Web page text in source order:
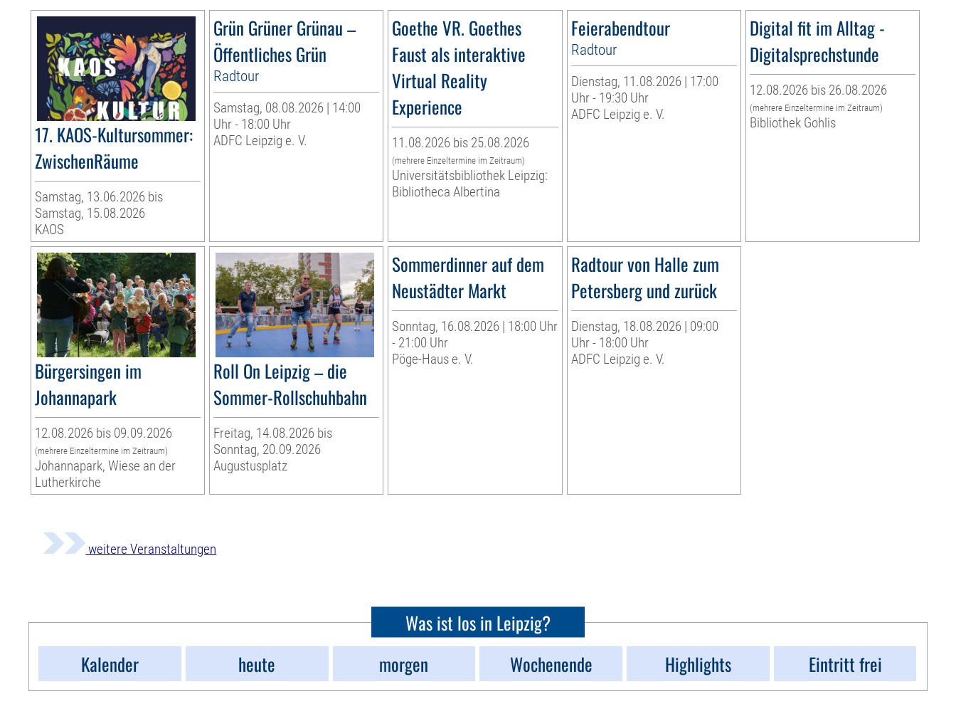
17. KAOS-Kultursommer:
ZwischenRäume
Samstag, 13.06.2026 bis
Samstag, 15.08.2026
KAOS
Grün Grüner Grünau –
Öffentliches Grün
Radtour
Samstag, 08.08.2026 | 14:00
Uhr - 18:00 Uhr
ADFC Leipzig e. V.
Goethe VR. Goethes
Faust als interaktive
Virtual Reality
Experience
11.08.2026 bis 25.08.2026
(mehrere Einzeltermine im Zeitraum)
Universitätsbibliothek Leipzig:
Bibliotheca Albertina
Feierabendtour
Radtour
Dienstag, 11.08.2026 | 17:00
Uhr - 19:30 Uhr
ADFC Leipzig e. V.
Digital fit im Alltag -
Digitalsprechstunde
12.08.2026 bis 26.08.2026
(mehrere Einzeltermine im Zeitraum)
Bibliothek Gohlis
Bürgersingen im
Johannapark
12.08.2026 bis 09.09.2026
(mehrere Einzeltermine im Zeitraum)
Johannapark, Wiese an der
Lutherkirche
Roll On Leipzig – die
Sommer-Rollschuhbahn
Freitag, 14.08.2026 bis
Sonntag, 20.09.2026
Augustusplatz
Sommerdinner auf dem
Neustädter Markt
Sonntag, 16.08.2026 | 18:00 Uhr
- 21:00 Uhr
Pöge-Haus e. V.
Radtour von Halle zum
Petersberg und zurück
Dienstag, 18.08.2026 | 09:00
Uhr - 18:00 Uhr
ADFC Leipzig e. V.
weitere Veranstaltungen
Was ist los in Leipzig?
Kalender
heute morgen Wochenende Highlights Eintritt frei